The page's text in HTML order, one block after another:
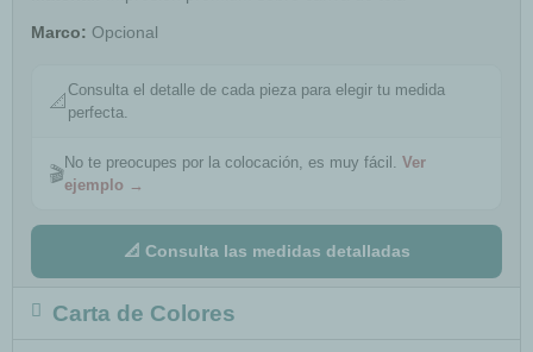
Marco: Opcional
📐
Consulta el detalle de cada pieza para elegir tu medida
perfecta.
🎬
No te preocupes por la colocación, es muy fácil. Ver
ejemplo →
📐 Consulta las medidas detalladas
Carta de Colores